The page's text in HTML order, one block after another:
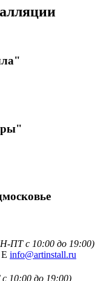
ПТ с 10:00 до 19:00)
Е info@artinstall.ru
10:00 до 19:00)